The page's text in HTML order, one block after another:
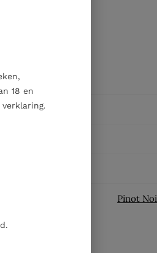
Pinot
18 en